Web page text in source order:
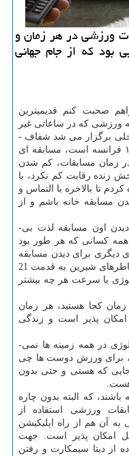
ورزشی در هر زمان و
بود كه از جام جهانی
صحبت كنم قدیمی­ترین
ورزشی كه در ساعاتی غیر
برگزار می­ شد شفاف
ترین خاطره مربوط به جام جهانی ۱۹۹۸ فرانسه است، مسابقه ­ای
زمان مسابقات، كم شدن
زنده رقابت كم نكرد، با
تا بالاخره با التماس و
مسابقه خانه باشم و از
دیدن اون مسابقه لذت بی­
كسانی كه هر طور بود
دیگری برای دیدن مسابقه
به ذهنشان رسیده بود. چاره هر چه بود خاطره­ای شیرین به قدمت 21
۲۱ سال كه تكنولوژی با سرعت هر چه بیشتر
چه زمان كجا هستید، هر زمان
پذیر است و زندگی
در همه زمینه ­ها نمی­
برای ورزش دوست ها چی
كه هستی و حتی بدون
كه البته بدون چاره
ورزشی استفاده از
آن هم از راه اپلیكیشن
امكان پذیر است. جهت
از دیتا سیم­كارت و رفتن